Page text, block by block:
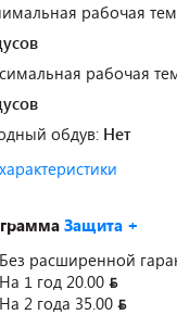
рабочая
рабочая
обдув: Нет
Защита +
Без расширенной
На 1 год 20.00
На 2 года 35.00